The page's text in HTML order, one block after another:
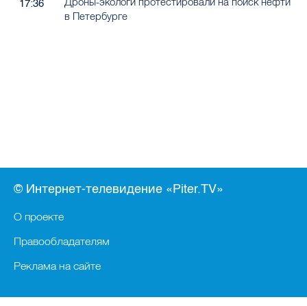
17:36
в Петербурге
© Интернет-телевидение «Piter.TV»
О проекте
Правообладателям
Реклама на сайте